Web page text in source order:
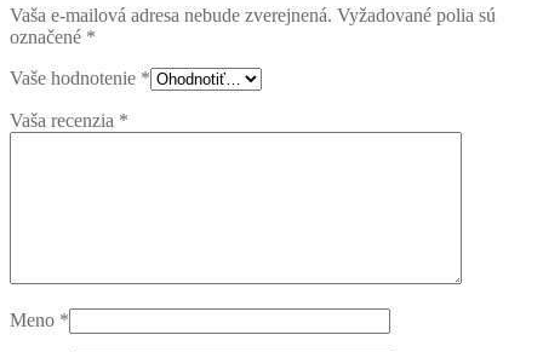
Vaša e-mailová adresa nebude zverejnená. Vyžadované polia sú
označené *
Vaše hodnotenie *
Vaša recenzia *
Meno *